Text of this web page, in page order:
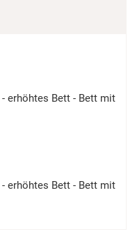
- erhöhtes Bett - Bett mit
- erhöhtes Bett - Bett mit